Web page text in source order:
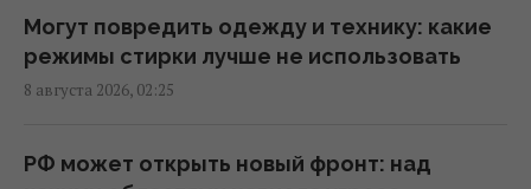
Россия предлагает иностранным
заказчикам новую ракету для Су-57, – СМИ
Могут повредить одежду и технику: какие
режимы стирки лучше не использовать
8 августа 2026, 02:25
РФ может открыть новый фронт: над